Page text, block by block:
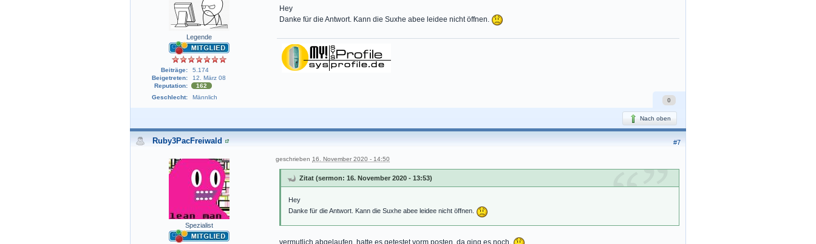
Legende
Beiträge:
5.174
Beigetreten:
12. März 08
Reputation:
162
Geschlecht:
Männlich
Hey
Danke für die Antwort. Kann die Suxhe abee leidee nicht öffnen.
0
Nach oben
#7
Ruby3PacFreiwald
Spezialist
geschrieben 16. November 2020 - 14:50
Zitat (sermon: 16. November 2020 - 13:53)
Hey
Danke für die Antwort. Kann die Suxhe abee leidee nicht öffnen.
vermutlich abgelaufen, hatte es getestet vorm posten, da ging es noch.